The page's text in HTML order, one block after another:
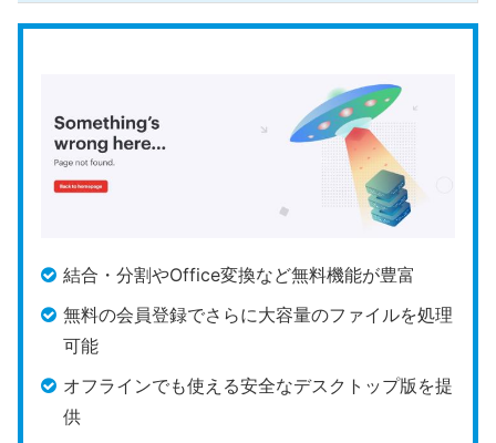
PCやスマートフォンへ新規にソフトをインストール
することなく、Webブラウザ上で処理を行えるオン
ライン型PDFツールです。
アカウント登録不要です
ぐに使える利便性
を備えています。
に準拠したセキュリティ体制をアピールしており、
す。ただし、パブリックなインターネット通信を介
するため、社外秘の契約書や個人情報が含まれる極
めて重要度の高いドキュメントのアップロードには
慎重な判断を要します。
結合・分割やOffice変換など無料機能が豊富
無料の会員登録でさらに大容量のファイルを処理
可能
オフラインでも使える安全なデスクトップ版を提
供